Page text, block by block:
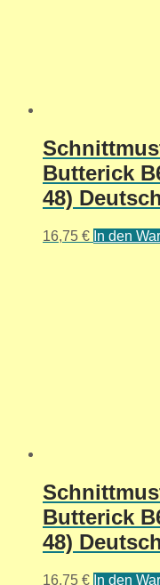
Butterick
48)
16,75 € In den
Butterick
48)
16,75 € In den